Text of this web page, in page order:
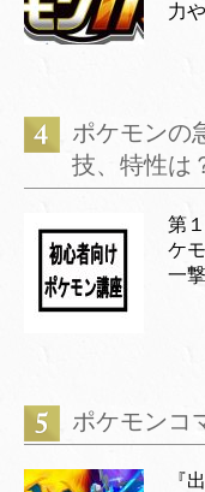
力
ポケモンの
技、特性は
第
ケ
一
ポケモンコ
『